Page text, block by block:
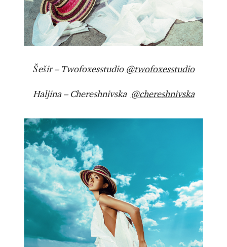
Šešir – Twofoxesstudio @twofoxesstudio
Haljina – Chereshnivska @chereshnivska